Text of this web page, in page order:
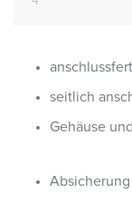
seitlich
Gehäuse